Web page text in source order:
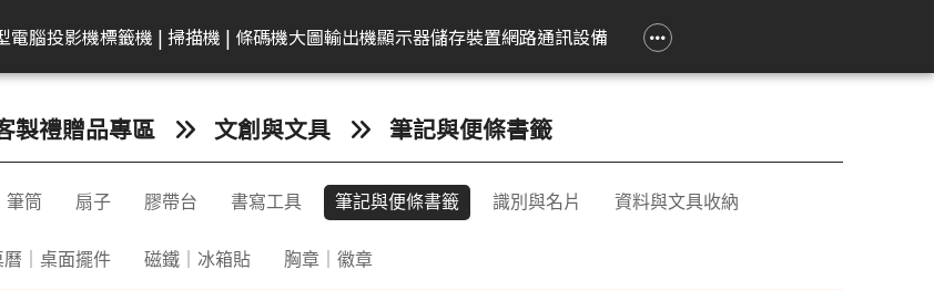
企業大宗採購專區企業禮贈品採購專區
弟
Canon 佳能
其他耗材
墨水匣
碳粉匣
Epson 愛普生
感光滾筒
連續供墨墨水瓶
墨水匣
Pantum 奔圖
碳粉匣
鼓組件
Canon 佳能
彩色噴墨印表機
雷射多功能複合機
噴墨商用複合機
Epson 愛普生
雷射印表機
噴墨印表機
原廠連續供墨系統
PRINTEC 暉達
黑白雷射印表機
黑白多功能印表機
碁
電腦零件組
AMD 美商超微
桌上型主機
DELL 戴爾
HP 惠普
Apple Mac
精簡型電腦
ASUS 華碩
HP 惠普
電腦
HP 惠普
OmniBook
HyperX OMEN
EliteBook
MSI 微星
筆電
電競掌機
Apple
MacBook Air
MacBook Pro
Acer 宏碁
Swift Go
Nitro Lite
投影機
宏碁
機
LG
CineBeam
ProBeam
BenQ 明碁
投影機
Epson 愛普生
商務應用投影機
高階工程投影機
旗艦雷射
雷射短焦
標籤機 | 掃描機 | 條碼機
Canon 佳能
文件掃描器
平台式掃描器
Brother 兄弟
快速列印標籤機
家居及小型辦公室標籤
掃描機
HPRT 漢印
條碼標籤機
條碼掃瞄器
大圖輸出機
Canon 佳能
24吋(A1 )
36-42吋(A0 )
44吋(A0)
Epson 愛普生
影像繪圖機
廣告大圖輸出機
DesignJet
顯示器
器周邊
MSI 微星
平面商務螢幕
亮麗旋轉螢幕
電競螢幕
Philips 飛利浦
專業顯示器
Lenovo 聯想
工作用螢幕
家用螢幕
儲存裝置
硬碟(SSD)
Transcend 創見
內接式固態硬碟
外接式固態硬碟
行動固態硬碟
Gigastone 立達
固態硬碟
記憶體
隨身碟
ASUS 華碩
SSD 固態硬碟
網路通訊設備
MSI 微星
Performance
Mainstream
Small Business
Edgecore 鈺登
無線基地台
交換器
TP-Link
無線網狀路由器
無線分享器
製禮贈品專區 文創與文具 筆記與便條書籤
筆筒 扇子 膠帶台 書寫工具 筆記與便條書籤 識別與名片 資料與文具收納
曆｜桌面擺件 磁鐵｜冰箱貼 胸章｜徽章